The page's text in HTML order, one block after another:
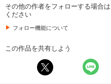
その他の作者をフォローする場合
ください
フォロー機能について
この作品を共有しよう